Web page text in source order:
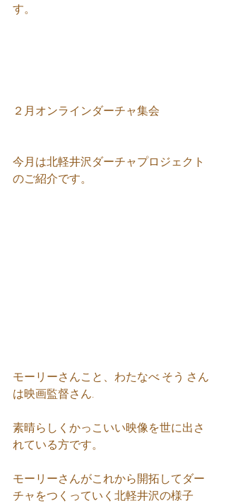
す。
２月オンラインダーチャ集会
今月は北軽井沢ダーチャプロジェクト
のご紹介です。
モーリーさんこと、わたなべ そう さん
は映画監督さん.
素晴らしくかっこいい映像を世に出さ
れている方です。
モーリーさんがこれから開拓してダー
チャをつくっていく北軽井沢の様子